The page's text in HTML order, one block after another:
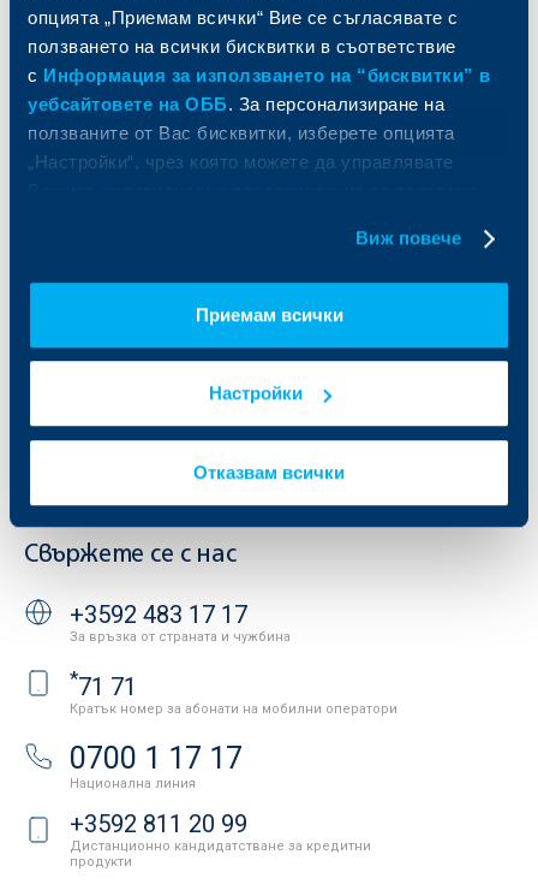
опцията „Приемам всички“ Вие се съгласявате с
ползването на всички бисквитки в съответствие
с Информация за използването на “бисквитки” в
уебсайтовете на ОББ. За персонализиране на
ползваните от Вас бисквитки, изберете опцията
„Настройки“, чрез която можете да управлявате
Виж повече
Приемам всички
Настройки
Отказвам всички
Актуализация на клиентски данни
За ОББ
Кои сме ние
Европейско финансиране
Други документи
Кариери
Контакти
Групата на KBC
ДЗИ
ОББ Пенсионно осигуряване
ОББ Застрахователен брокер
Условия за ползване на сайта
Защита на личните данни
Важни документи
Свържете се с нас
+3592 483 17 17
За връзка от страната и чужбина
*71 71
Кратък номер за абонати на мобилни оператори
0700 1 17 17
Национална линия
+3592 811 20 99
Дистанционно кандидатстване за кредитни
продукти